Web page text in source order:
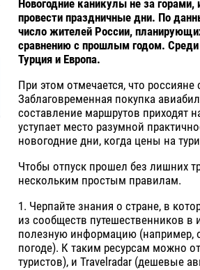
Новогодние каникулы не за
провести праздничные дни. По
число жителей России,
сравнению с прошлым годом.
Турция и Европа.
При этом отмечается, что
Заблаговременная покупка
составление маршрутов
уступает место разумной
новогодние дни, когда цены на
Чтобы отпуск прошел без лишних
нескольким простым правилам.
1. Черпайте знания о стране, в
из сообществ путешественников в
полезную информацию (например,
погоде). К таким ресурсам можно
туристов), и Travelradar (дешевые